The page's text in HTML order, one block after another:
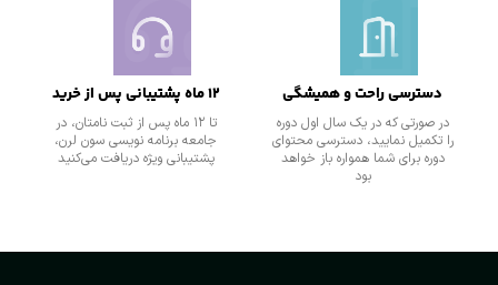
دسترسی راحت و همیشگی
در صورتی که در یک سال اول دوره
را تکمیل نمایید، دسترسی محتوای
دوره برای شما همواره باز خواهد
بود
۱۲ ماه پشتیبانی پس از خرید
تا ۱۲ ماه پس از ثبت نامتان، در
جامعه برنامه نویسی سون لرن،
پشتیبانی ویژه دریافت می‌کنید